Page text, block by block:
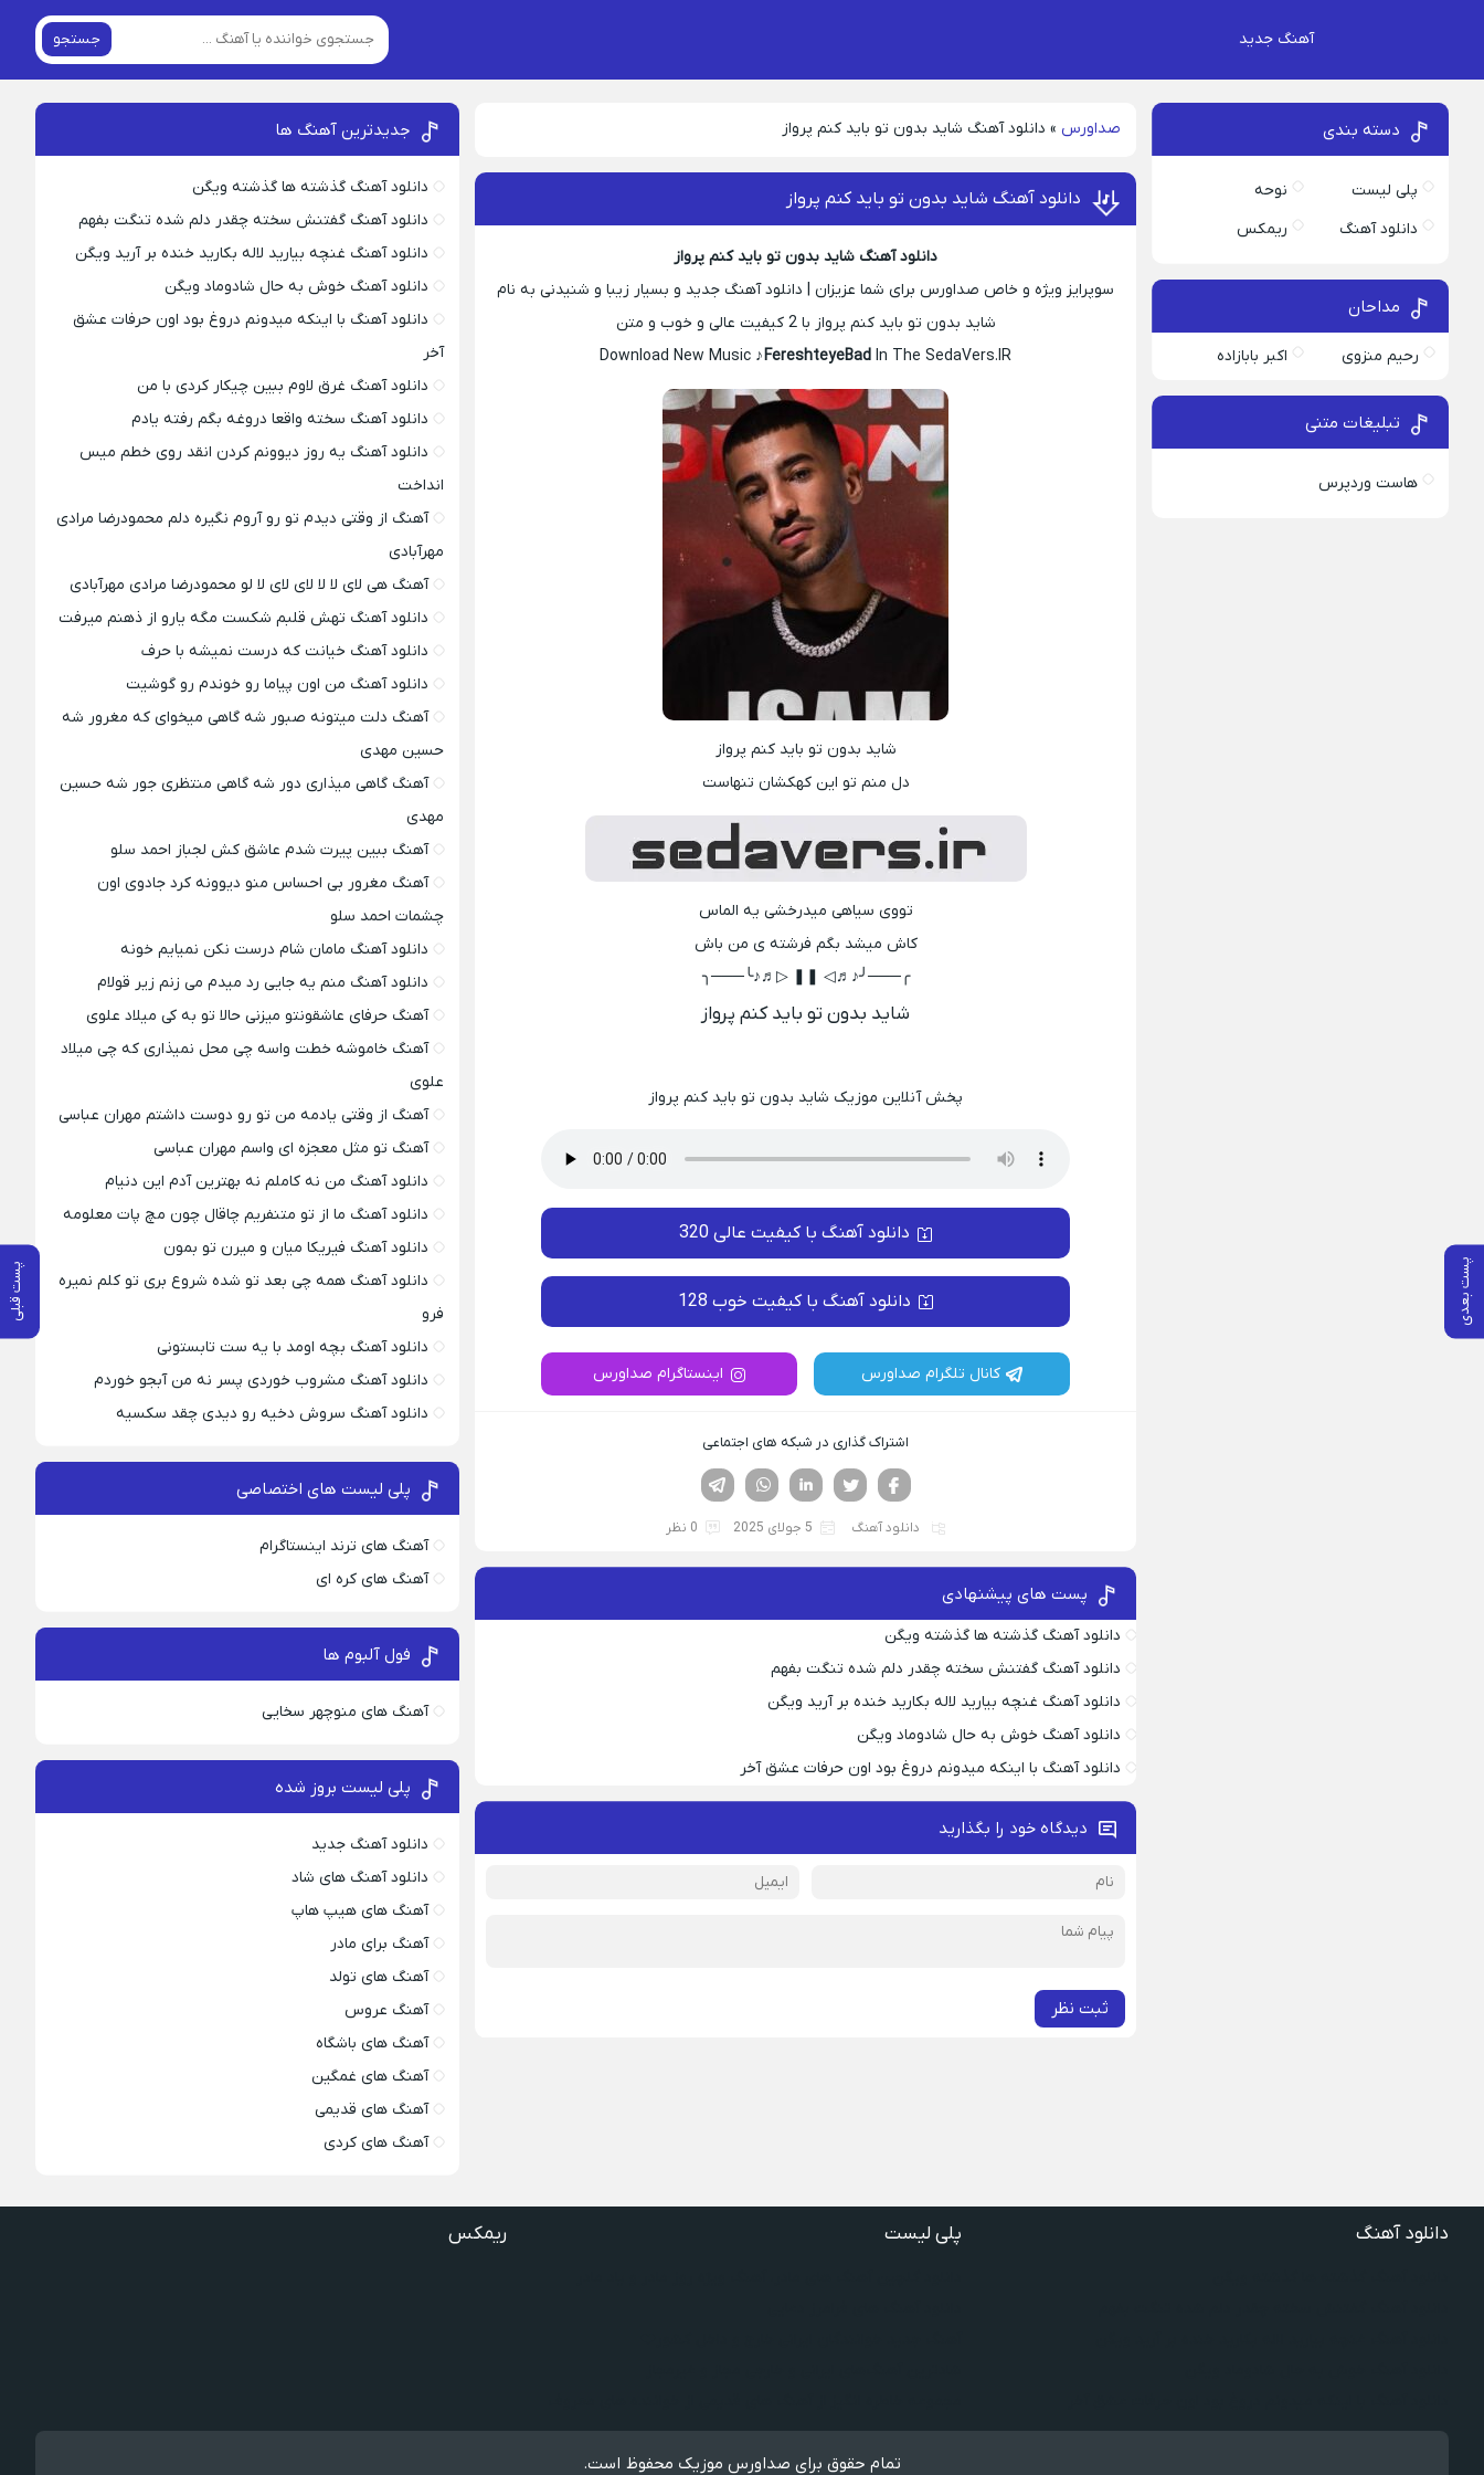
آهنگ جدید جستجو
صداورس » دانلود آهنگ شاید بدون تو باید کنم پرواز
پست بعدی پست قبلی
دانلود آهنگ شاید بدون تو باید کنم پرواز
دانلود آهنگ شاید بدون تو باید کنم پرواز
سوپرایز ویژه و خاص صداورس برای شما عزیزان | دانلود آهنگ جدید و بسیار زیبا و شنیدنی به نام
شاید بدون تو باید کنم پرواز با 2 کیفیت عالی و خوب و متن
Download New Music ♪FereshteyeBad In The SedaVers.IR
شاید بدون تو باید کنم پرواز
دل منم تو این کهکشان تنهاست
تووی سیاهی میدرخشی یه الماس
کاش میشد بگم فرشته ی من باش
╭───╯♪♬◁ ❚❚ ▷♬♪╰───╮
شاید بدون تو باید کنم پرواز
پخش آنلاین موزیک شاید بدون تو باید کنم پرواز
دانلود آهنگ با کیفیت عالی 320
دانلود آهنگ با کیفیت خوب 128
کانال تلگرام صداورس اینستاگرام صداورس
اشتراک گذاری در شبکه های اجتماعی
لینکدین تویتر
فیسوک
دانلود آهنگ 5 جولای 2025 0 نظر
پست های پیشنهادی
دانلود آهنگ گذشته ها گذشته ویگن
دانلود آهنگ گفتنش سخته چقدر دلم شده تنگت بفهم
دانلود آهنگ غنچه بیارید لاله بکارید خنده بر آرید ویگن
دانلود آهنگ خوش به حال شادوماد ویگن
دانلود آهنگ با اینکه میدونم دروغ بود اون حرفات عشق آخر
دیدگاه خود را بگذارید
ثبت نظر
دسته بندی
پلی لیست
نوحه
دانلود آهنگ
ریمکس
مداحان
رحیم منزوی اکبر بابازاده
تبلیغات متنی
هاست وردپرس
جدیدترین آهنگ ها
دانلود آهنگ گذشته ها گذشته ویگن
دانلود آهنگ گفتنش سخته چقدر دلم شده تنگت بفهم
دانلود آهنگ غنچه بیارید لاله بکارید خنده بر آرید ویگن
دانلود آهنگ خوش به حال شادوماد ویگن
دانلود آهنگ با اینکه میدونم دروغ بود اون حرفات عشق
آخر
دانلود آهنگ غرق لاوم ببین چیکار کردی با من
دانلود آهنگ سخته واقعا دروغه بگم رفته یادم
دانلود آهنگ یه روز دیوونم کردن انقد روی خطم میس
انداخت
آهنگ از وقتی دیدم تو رو آروم نگیره دلم محمودرضا مرادی
مهرآبادی
آهنگ هی لای لا لا لای لای لا لو محمودرضا مرادی مهرآبادی
دانلود آهنگ تهش قلبم شکست مگه یارو از ذهنم میرفت
دانلود آهنگ خیانت که درست نمیشه با حرف
دانلود آهنگ من اون پیاما رو خوندم رو گوشیت
آهنگ دلت میتونه صبور شه گاهی میخوای که مغرور شه
حسین مهدی
آهنگ گاهی میذاری دور شه گاهی منتظری جور شه حسین
مهدی
آهنگ ببین پیرت شدم عاشق کش لجباز احمد سلو
آهنگ مغرور بی احساس منو دیوونه کرد جادوی اون
چشمات احمد سلو
دانلود آهنگ مامان شام درست نکن نمیایم خونه
دانلود آهنگ منم یه جایی رد میدم می زنم زیر قولام
آهنگ حرفای عاشقونتو میزنی حالا تو به کی میلاد علوی
آهنگ خاموشه خطت واسه چی محل نمیذاری که چی میلاد
علوی
آهنگ از وقتی یادمه من تو رو دوست داشتم مهران عباسی
آهنگ تو مثل معجزه ای واسم مهران عباسی
دانلود آهنگ من نه کاملم نه بهترین آدم این دنیام
دانلود آهنگ ما از تو متنفریم چاقال چون مچ پات معلومه
دانلود آهنگ فیریکا میان و میرن تو بمون
دانلود آهنگ همه چی بعد تو شده شروع بری تو کلم نمیره
فرو
دانلود آهنگ بچه اومد با یه ست تابستونی
دانلود آهنگ مشروب خوردی پسر نه من آبجو خوردم
دانلود آهنگ سروش دخیه رو دیدی چقد سکسیه
پلی لیست های اختصاصی
آهنگ های ترند اینستاگرام
آهنگ های کره ای
فول آلبوم ها
آهنگ های منوچهر سخایی
پلی لیست بروز شده
دانلود آهنگ جدید
دانلود آهنگ های شاد
آهنگ های هیپ هاپ
آهنگ برای مادر
آهنگ های تولد
آهنگ عروس
آهنگ های باشگاه
آهنگ های غمگین
آهنگ های قدیمی
آهنگ های کردی
دانلود آهنگ پلی لیست ریمکس
تمام حقوق برای صداورس موزیک محفوظ است.